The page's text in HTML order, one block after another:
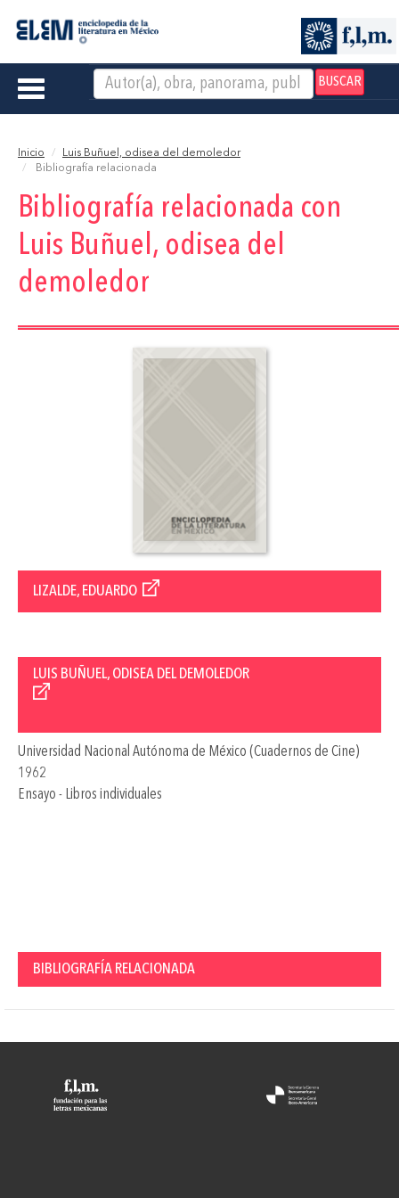
BUSCAR
Toggle
Inicio
Luis Buñuel, odisea del demoledor
Bibliografía relacionada
Bibliografía relacionada con
Luis Buñuel, odisea del
demoledor
LIZALDE, EDUARDO
LUIS BUÑUEL, ODISEA DEL DEMOLEDOR
Universidad Nacional Autónoma de México (Cuadernos de Cine)
1962
Ensayo - Libros individuales
BIBLIOGRAFÍA RELACIONADA